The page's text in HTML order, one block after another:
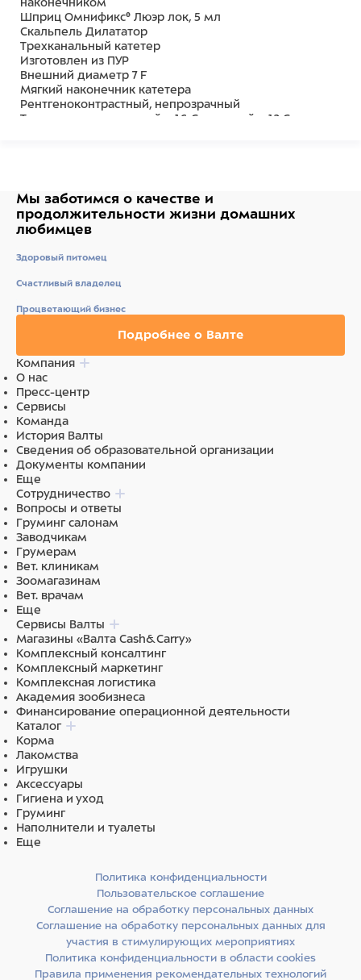
Шприц Омнификс® Люэр лок, 5 мл
Скальпель Дилататор
Трехканальный катетер
Изготовлен из ПУР
Внешний диаметр 7 F
Мягкий наконечник катетера
Рентгеноконтрастный, непрозрачный
Три канала: дистальный = 16 G; средний = 12 G;
Фиксирующие крылья в месте соединения каналов
для предупреждения смещения катетера
Передвижные регулируемые крылья для надежной
фиксации у места пункции (только катетеры длиной
Соединительный ЭКГ-кабель
Мы заботимся о качестве и
продолжительности жизни домашних
любимцев
Здоровый питомец
Счастливый владелец
Процветающий бизнес
Подробнее о Валте
Компания
О нас
Пресс-центр
Сервисы
Команда
История Валты
Сведения об образовательной организации
Документы компании
Еще
Сотрудничество
Вопросы и ответы
Груминг салонам
Заводчикам
Грумерам
Вет. клиникам
Зоомагазинам
Вет. врачам
Еще
Сервисы Валты
Магазины «Валта Cash&Carry»
Комплексный консалтинг
Комплексный маркетинг
Комплексная логистика
Академия зообизнеса
Финансирование операционной деятельности
Каталог
Корма
Лакомства
Игрушки
Аксессуары
Гигиена и уход
Груминг
Наполнители и туалеты
Еще
Политика конфиденциальности
Пользовательское соглашение
Соглашение на обработку персональных данных
Соглашение на обработку персональных данных для
участия в стимулирующих мероприятиях
Политика конфиденциальности в области cookies
Правила применения рекомендательных технологий